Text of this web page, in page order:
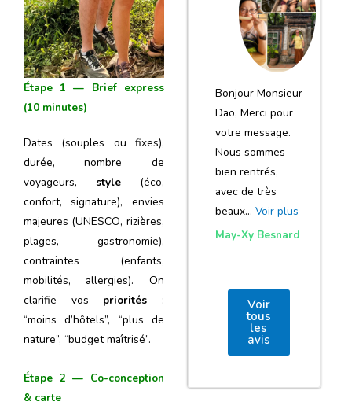
Étape 1 — Brief express
(10 minutes)
Dates (souples ou fixes),
durée, nombre de
voyageurs, style(éco,
confort, signature), envies
majeures (UNESCO, rizières,
plages, gastronomie),
contraintes (enfants,
mobilités, allergies). On
clarifie vos priorités :
“moins d’hôtels”, “plus de
nature”, “budget maîtrisé”.
Étape 2 — Co-conception
& carte
notre voyage
et de votre
agence
Bonjour Monsieur
Dao, Merci pour
votre message.
Nous sommes
bien rentrés,
avec de très
beaux… Voir plus
May-Xy Besnard
Voir
tous
les
avis